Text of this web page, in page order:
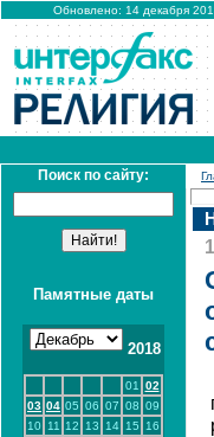
Обновлено: 14 декабря
Поиск по сайту:
Памятные даты
2018
01
02
03 04 05 06 07 08 09
10
11 12 13 14 15
16